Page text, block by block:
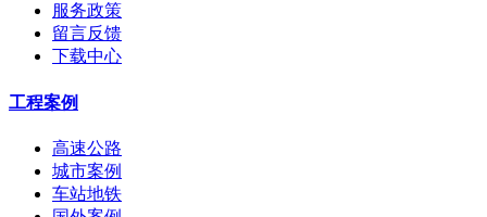
服务政策
留言反馈
下载中心
工程案例
高速公路
城市案例
车站地铁